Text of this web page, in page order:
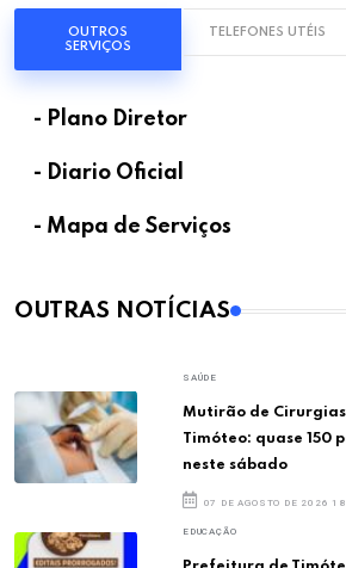
OUTROS
SERVIÇOS
TELEFONES UTÉIS
- Plano Diretor
- Diario Oficial
- Mapa de Serviços
OUTRAS NOTÍCIAS
SAÚDE
Mutirão de
Timóteo: quase 150
neste sábado
07 DE AGOSTO DE 2026
EDUCAÇÃO